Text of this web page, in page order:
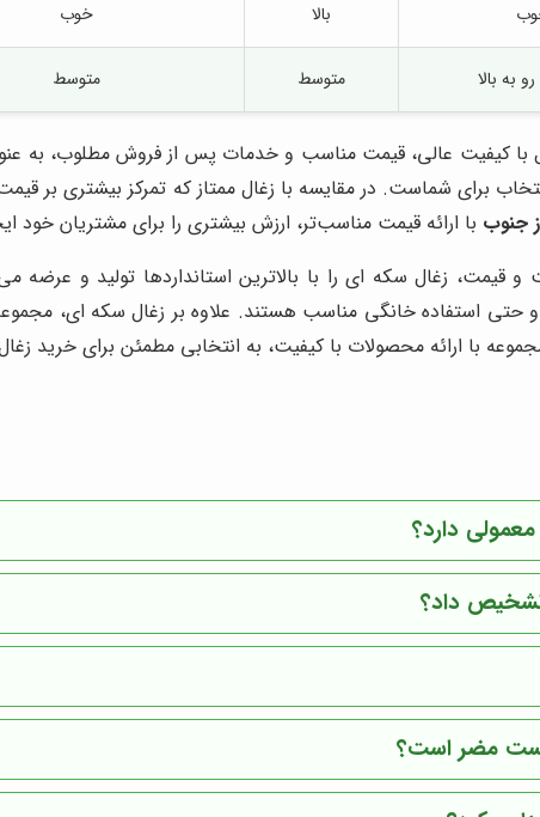
بالا خوب
به بالا متوسط متوسط
با کیفیت عالی، قیمت مناسب و خدمات پس از فروش مطلوب، به
برای شماست. در مقایسه با زغال ممتاز که تمرکز بیشتری بر
جنوب با ارائه قیمت مناسب‌تر، ارزش بیشتری را برای مشتریان خود
و قیمت، زغال سکه ای را با بالاترین استانداردها تولید و
و حتی استفاده خانگی مناسب هستند. علاوه بر زغال سکه ای،
با ارائه محصولات با کیفیت، به انتخابی مطمئن برای خرید
دارد؟
تشخیص داد؟
مضر است؟